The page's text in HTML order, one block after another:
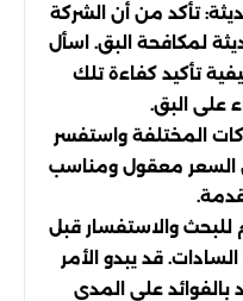
تأكد من أن الشركة
لمكافحة البق. اسأل
تأكيد كفاءة تلك
على البق.
المختلفة واستفسر
السعر معقول ومناسب
للبحث والاستفسار قبل
قد يبدو الأمر
بالفوائد على المدى